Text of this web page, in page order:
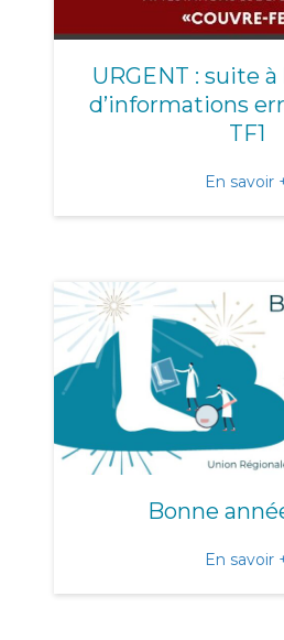
URGENT : suite
d’informations
TF1
En savoir
Bonne
En savoir